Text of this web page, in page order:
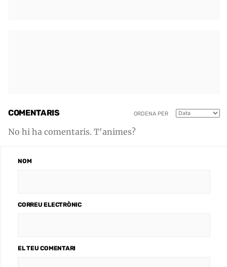
COMENTARIS ORDENA PER
No hi ha comentaris. T'animes?
NOM
CORREU ELECTRÒNIC
EL TEU COMENTARI